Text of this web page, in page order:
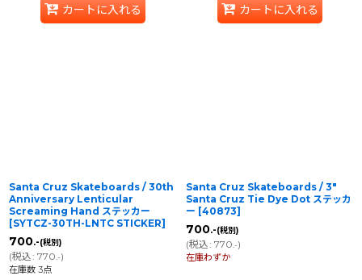
カートに入れる カートに入れる
Santa Cruz Skateboards / 30th
Anniversary Lenticular
Screaming Hand ステッカー
[SYTCZ-30TH-LNTC STICKER]
700.-(税別)
(税込: 770.-)
在庫数 3点
Santa Cruz Skateboards / 3"
Santa Cruz Tie Dye Dot ステッカ
ー [40873]
700.-(税別)
(税込: 770.-)
在庫わずか